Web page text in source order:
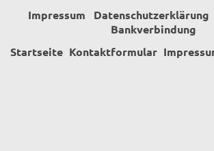
Impressum Datenschutzerklärung
Bankverbindung
Startseite Kontaktformular